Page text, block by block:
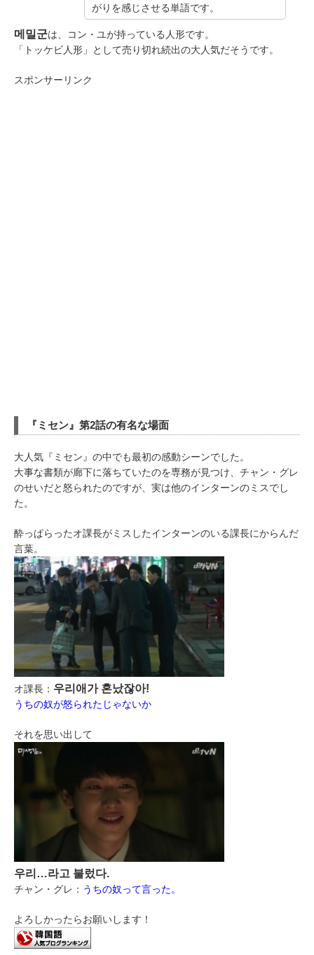
がりを感じさせる単語です。
메밀군は、コン・ユが持っている人形です。
「トッケビ人形」として売り切れ続出の大人気だそうです。
スポンサーリンク
『ミセン』第2話の有名な場面
大人気『ミセン』の中でも最初の感動シーンでした。
大事な書類が廊下に落ちていたのを専務が見つけ、チャン・グレ
のせいだと怒られたのですが、実は他のインターンのミスでし
た。
酔っぱらったオ課長がミスしたインターンのいる課長にからんだ
言葉。
オ課長： 우리애가 혼났잖아!
うちの奴が怒られたじゃないか
それを思い出して
우리…라고 불렀다.
チャン・グレ： うちの奴って言った。
よろしかったらお願いします！